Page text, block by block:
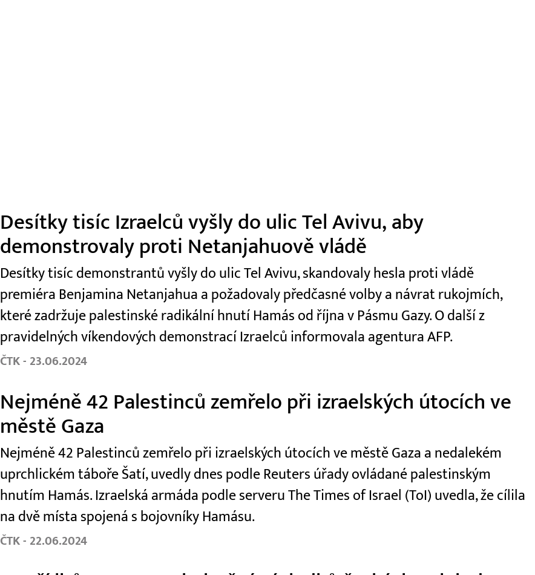
Desítky tisíc Izraelců vyšly do ulic Tel Avivu, aby
demonstrovaly proti Netanjahuově vládě
Desítky tisíc demonstrantů vyšly do ulic Tel Avivu, skandovaly hesla proti vládě
premiéra Benjamina Netanjahua a požadovaly předčasné volby a návrat rukojmích,
které zadržuje palestinské radikální hnutí Hamás od října v Pásmu Gazy. O další z
pravidelných víkendových demonstrací Izraelců informovala agentura AFP.
ČTK - 23.06.2024
Nejméně 42 Palestinců zemřelo při izraelských útocích ve
městě Gaza
Nejméně 42 Palestinců zemřelo při izraelských útocích ve městě Gaza a nedalekém
uprchlickém táboře Šatí, uvedly dnes podle Reuters úřady ovládané palestinským
hnutím Hamás. Izraelská armáda podle serveru The Times of Israel (ToI) uvedla, že cílila
na dvě místa spojená s bojovníky Hamásu.
ČTK - 22.06.2024